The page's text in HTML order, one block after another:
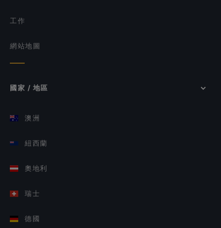
工作
網站地圖
國家 / 地區
澳洲
紐西蘭
奧地利
瑞士
德國